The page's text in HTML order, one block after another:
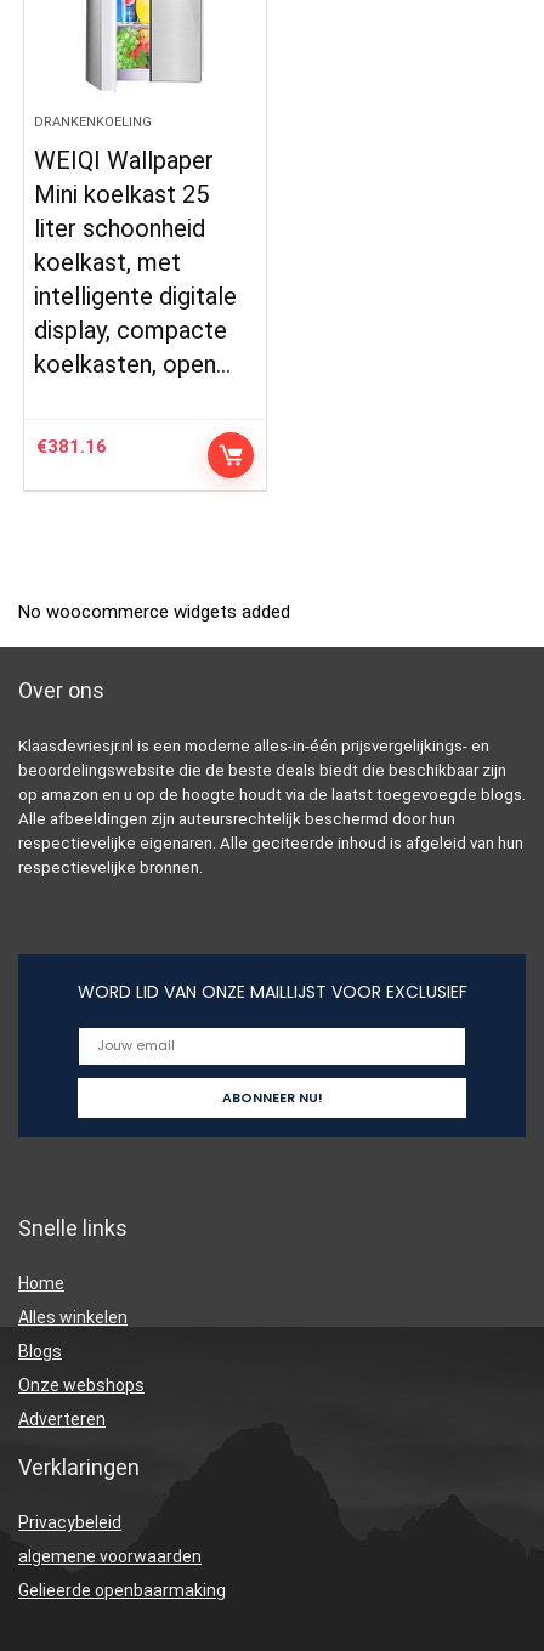
DRANKENKOELING
WEIQI Wallpaper
Mini koelkast 25
liter schoonheid
koelkast, met
intelligente digitale
display, compacte
koelkasten, open…
€381.16
No woocommerce widgets added
Over ons
Klaasdevriesjr.nl is een moderne alles-in-één prijsvergelijkings- en
beoordelingswebsite die de beste deals biedt die beschikbaar zijn
op amazon en u op de hoogte houdt via de laatst toegevoegde blogs.
Alle afbeeldingen zijn auteursrechtelijk beschermd door hun
respectievelijke eigenaren. Alle geciteerde inhoud is afgeleid van hun
respectievelijke bronnen.
WORD LID VAN ONZE MAILLIJST VOOR EXCLUSIEF
Snelle links
Home
Alles winkelen
Blogs
Onze webshops
Adverteren
Verklaringen
Privacybeleid
algemene voorwaarden
Gelieerde openbaarmaking